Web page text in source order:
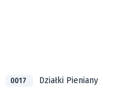
0017 Działki Pieniany